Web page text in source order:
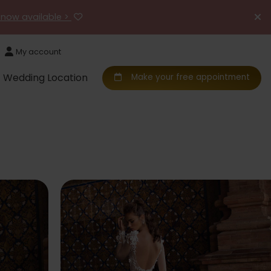
available >
My account
Wedding Location Make your free appointment